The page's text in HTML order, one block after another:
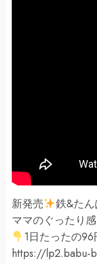
新発売
鉄&た
ママのぐったり
1日たったの
https://lp2.babu-